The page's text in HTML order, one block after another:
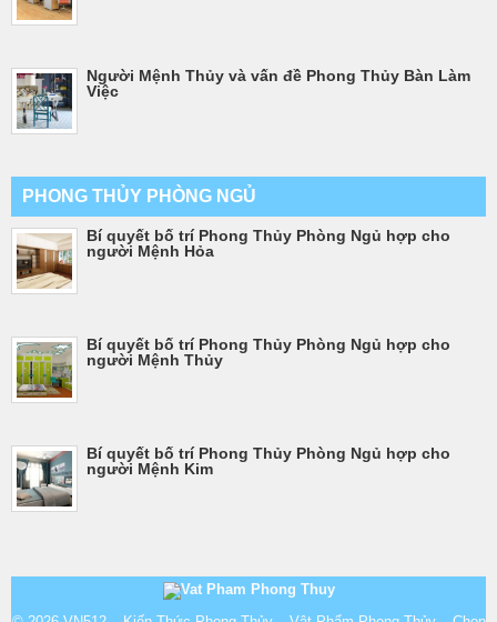
Người Mệnh Thủy và vấn đề Phong Thủy Bàn Làm
Việc
PHONG THỦY PHÒNG NGỦ
Bí quyết bố trí Phong Thủy Phòng Ngủ hợp cho
người Mệnh Hỏa
Bí quyết bố trí Phong Thủy Phòng Ngủ hợp cho
người Mệnh Thủy
Bí quyết bố trí Phong Thủy Phòng Ngủ hợp cho
người Mệnh Kim